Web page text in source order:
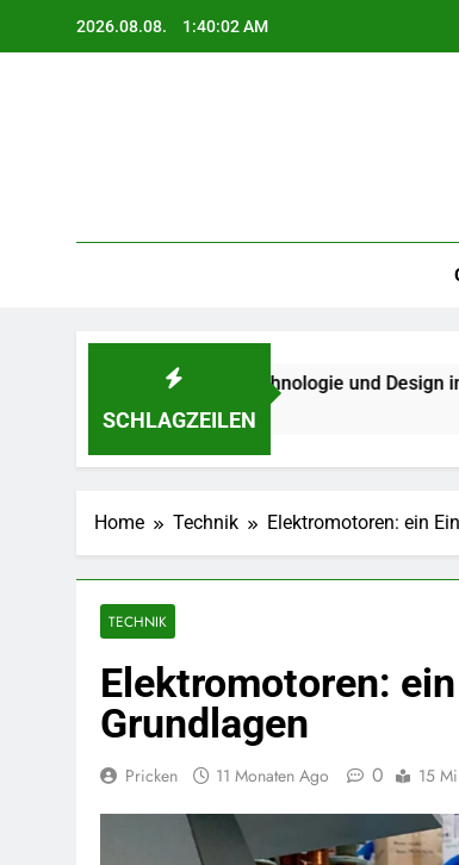
2026.08.08. 1:40:04 AM
SCHLAGZEILEN
Qualität, Technologie und Design in einem
Home Technik Elektromotoren: ein
TECHNIK
Elektromotoren:
Grundlagen
Pricken 11 Monaten Ago 0 15